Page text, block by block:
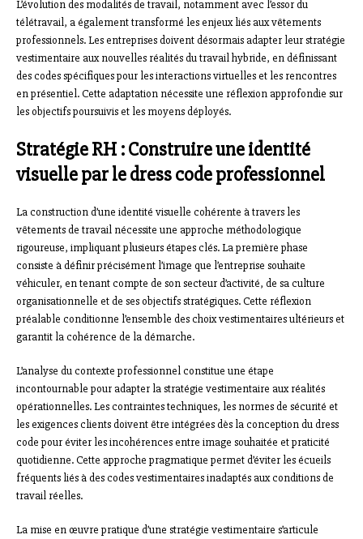
L’évolution des modalités de travail, notamment avec l’essor du
télétravail, a également transformé les enjeux liés aux vêtements
professionnels. Les entreprises doivent désormais adapter leur stratégie
vestimentaire aux nouvelles réalités du travail hybride, en définissant
des codes spécifiques pour les interactions virtuelles et les rencontres
en présentiel. Cette adaptation nécessite une réflexion approfondie sur
les objectifs poursuivis et les moyens déployés.
Stratégie RH : Construire une identité
visuelle par le dress code professionnel
La construction d’une identité visuelle cohérente à travers les
vêtements de travail nécessite une approche méthodologique
rigoureuse, impliquant plusieurs étapes clés. La première phase
consiste à définir précisément l’image que l’entreprise souhaite
véhiculer, en tenant compte de son secteur d’activité, de sa culture
organisationnelle et de ses objectifs stratégiques. Cette réflexion
préalable conditionne l’ensemble des choix vestimentaires ultérieurs et
garantit la cohérence de la démarche.
L’analyse du contexte professionnel constitue une étape
incontournable pour adapter la stratégie vestimentaire aux réalités
opérationnelles. Les contraintes techniques, les normes de sécurité et
les exigences clients doivent être intégrées dès la conception du dress
code pour éviter les incohérences entre image souhaitée et praticité
quotidienne. Cette approche pragmatique permet d’éviter les écueils
fréquents liés à des codes vestimentaires inadaptés aux conditions de
travail réelles.
La mise en œuvre pratique d’une stratégie vestimentaire s’articule